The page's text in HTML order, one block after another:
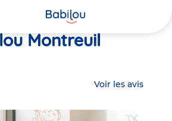
Montreuil
Voir les avis